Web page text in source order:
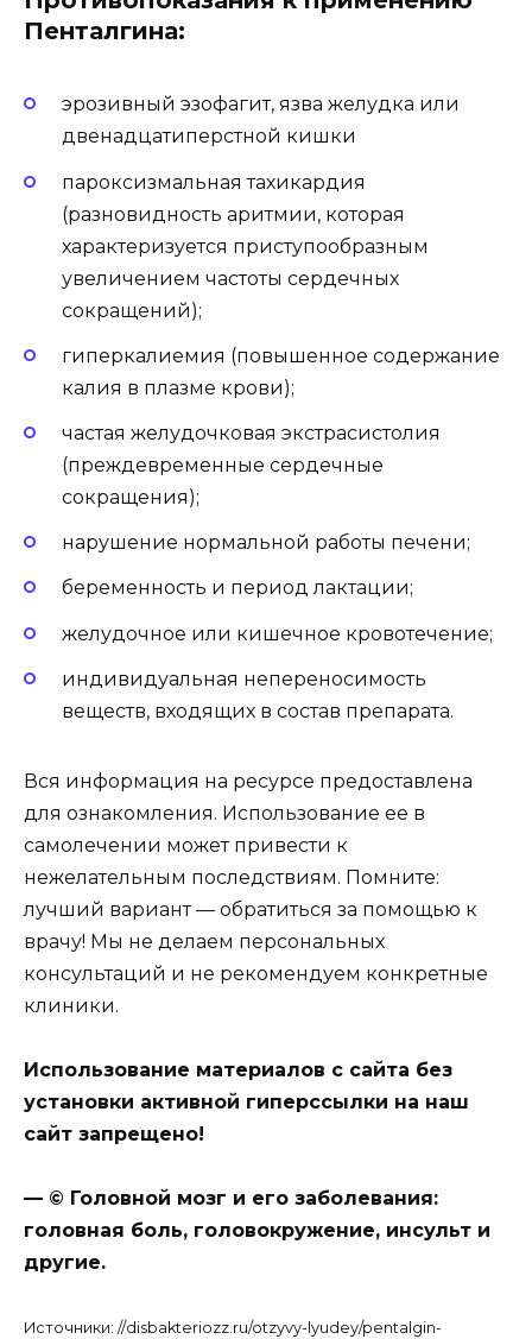
Пенталгина:
эрозивный эзофагит, язва желудка или
двенадцатиперстной кишки
пароксизмальная тахикардия
(разновидность аритмии, которая
характеризуется приступообразным
увеличением частоты сердечных
сокращений);
гиперкалиемия (повышенное содержание
калия в плазме крови);
частая желудочковая экстрасистолия
(преждевременные сердечные
сокращения);
нарушение нормальной работы печени;
беременность и период лактации;
желудочное или кишечное кровотечение;
индивидуальная непереносимость
веществ, входящих в состав препарата.
Вся информация на ресурсе предоставлена
для ознакомления. Использование ее в
самолечении может привести к
нежелательным последствиям. Помните:
лучший вариант — обратиться за помощью к
врачу! Мы не делаем персональных
консультаций и не рекомендуем конкретные
клиники.
Использование материалов с сайта без
установки активной гиперссылки на наш
сайт запрещено!
— © Головной мозг и его заболевания:
головная боль, головокружение, инсульт и
другие.
Источники: //disbakteriozz.ru/otzyvy-lyudey/pentalgin-